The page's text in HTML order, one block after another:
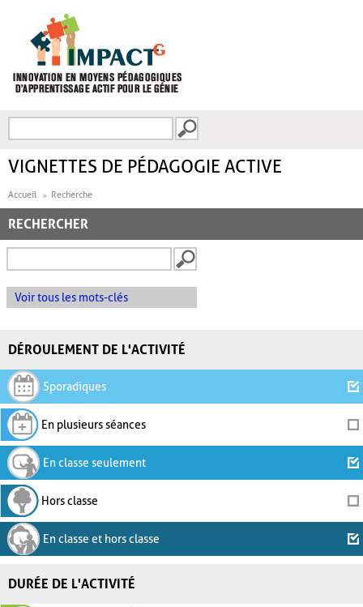
FORMULAIRE DE
VIGNETTES DE PÉDAGOGIE ACTIVE
Accueil Recherche
RECHERCHER
Voir tous les mots-clés
DÉROULEMENT DE L'ACTIVITÉ
Sporadiques
En plusieurs séances
En classe seulement
Hors classe
En classe et hors classe
DURÉE DE L'ACTIVITÉ